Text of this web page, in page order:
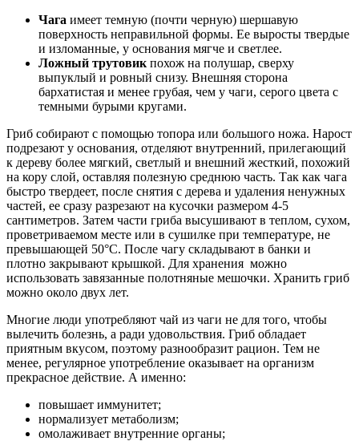
Чага имеет темную (почти черную) шершавую
поверхность неправильной формы. Ее выросты твердые
и изломанные, у основания мягче и светлее.
Ложный трутовик похож на полушар, сверху
выпуклый и ровный снизу. Внешняя сторона
бархатистая и менее грубая, чем у чаги, серого цвета с
темными бурыми кругами.
Гриб собирают с помощью топора или большого ножа. Нарост
подрезают у основания, отделяют внутренний, прилегающий
к дереву более мягкий, светлый и внешний жесткий, похожий
на кору слой, оставляя полезную среднюю часть. Так как чага
быстро твердеет, после снятия с дерева и удаления ненужных
частей, ее сразу разрезают на кусочки размером 4-5
сантиметров. Затем части гриба высушивают в теплом, сухом,
проветриваемом месте или в сушилке при температуре, не
превышающей 50°С. После чагу складывают в банки и
плотно закрывают крышкой. Для хранения можно
использовать завязанные полотняные мешочки. Хранить гриб
можно около двух лет.
Многие люди употребляют чай из чаги не для того, чтобы
вылечить болезнь, а ради удовольствия. Гриб обладает
приятным вкусом, поэтому разнообразит рацион. Тем не
менее, регулярное употребление оказывает на организм
прекрасное действие. А именно:
повышает иммунитет;
нормализует метаболизм;
омолаживает внутренние органы;